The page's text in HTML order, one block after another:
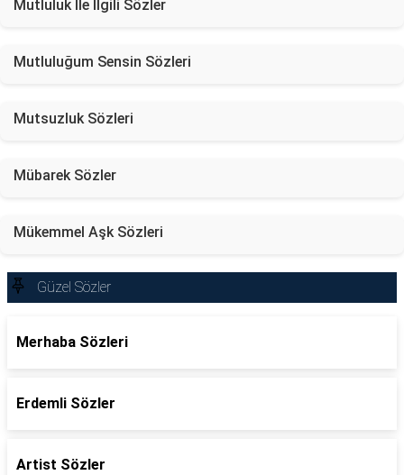
Mutluluk İle İlgili Sözler
Mutluluğum Sensin Sözleri
Mutsuzluk Sözleri
Mübarek Sözler
Mükemmel Aşk Sözleri
Güzel Sözler
Merhaba Sözleri
Erdemli Sözler
Artist Sözler